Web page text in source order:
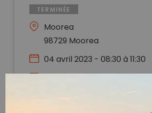
TERMINÉE
Moorea
98729 Moorea
04 avril 2023 - 08:30 à 11:30
ensemble pour protéger
des collectes sur la page